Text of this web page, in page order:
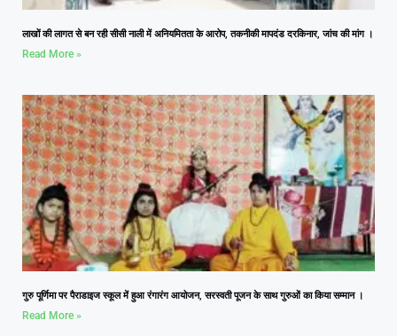
लाखों की लागत से बन रही सीसी नाली में अनियमितता के आरोप, तकनीकी मापदंड दरकिनार, जांच की मांग ।
Read More »
गुरु पूर्णिमा पर पैराडाइज स्कूल में हुआ रंगारंग आयोजन, सरस्वती पूजन के साथ गुरुओं का किया सम्मान ।
Read More »